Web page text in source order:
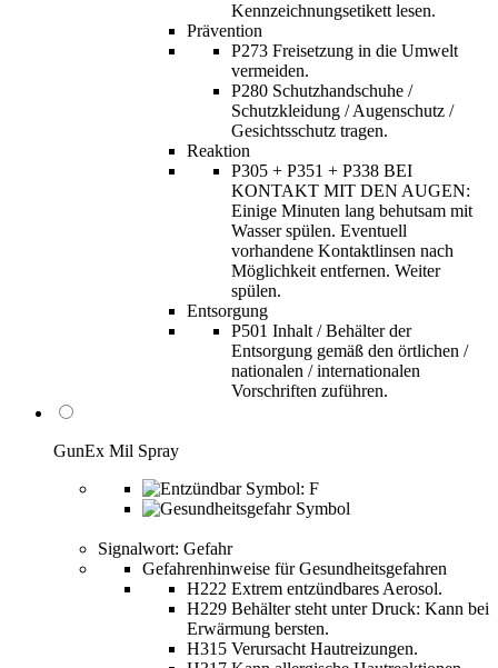
Kennzeichnungsetikett lesen.
Prävention
P273 Freisetzung in die Umwelt
vermeiden.
P280 Schutzhandschuhe /
Schutzkleidung / Augenschutz /
Gesichtsschutz tragen.
Reaktion
P305 + P351 + P338 BEI
KONTAKT MIT DEN AUGEN:
Einige Minuten lang behutsam mit
Wasser spülen. Eventuell
vorhandene Kontaktlinsen nach
Möglichkeit entfernen. Weiter
spülen.
Entsorgung
P501 Inhalt / Behälter der
Entsorgung gemäß den örtlichen /
nationalen / internationalen
Vorschriften zuführen.
GunEx Mil Spray
Signalwort: Gefahr
Gefahrenhinweise für Gesundheitsgefahren
H222 Extrem entzündbares Aerosol.
H229 Behälter steht unter Druck: Kann bei
Erwärmung bersten.
H315 Verursacht Hautreizungen.